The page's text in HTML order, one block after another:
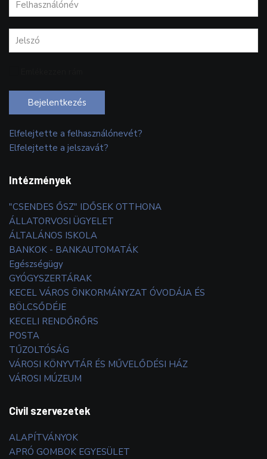
Bejelentkezés
Elfelejtette a felhasználónevét?
Elfelejtette a jelszavát?
Intézmények
"CSENDES ŐSZ" IDŐSEK OTTHONA
ÁLLATORVOSI ÜGYELET
ÁLTALÁNOS ISKOLA
BANKOK - BANKAUTOMATÁK
Egészségügy
GYÓGYSZERTÁRAK
KECEL VÁROS ÖNKORMÁNYZAT ÓVODÁJA ÉS
BÖLCSŐDÉJE
KECELI RENDŐRŐRS
POSTA
TŰZOLTÓSÁG
VÁROSI KÖNYVTÁR ÉS MŰVELŐDÉSI HÁZ
VÁROSI MÚZEUM
Civil szervezetek
ALAPÍTVÁNYOK
APRÓ GOMBOK EGYESÜLET